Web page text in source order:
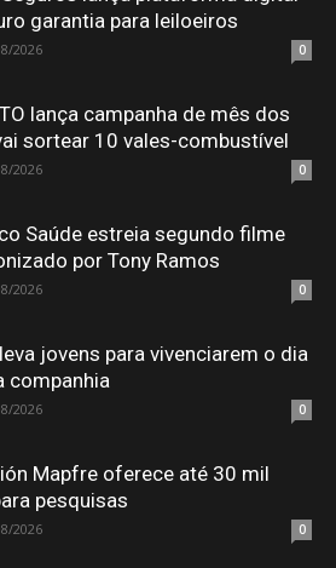
garantia para leiloeiros
2026 0
lança campanha de mês dos
sortear 10 vales-combustível
2026 0
Saúde estreia segundo filme
por Tony Ramos
2026 0
jovens para vivenciarem o dia
companhia
2026 0
Mapfre oferece até 30 mil
pesquisas
2026 0